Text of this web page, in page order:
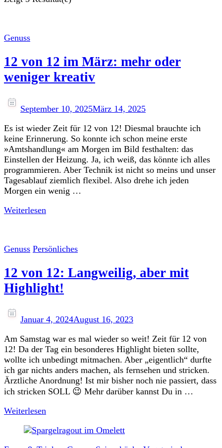
Genuss
12 von 12 im März: mehr oder
weniger kreativ
September 10, 2025März 14, 2025
Es ist wieder Zeit für 12 von 12! Diesmal brauchte ich
keine Erinnerung. So konnte ich schon meine erste
»Amtshandlung« am Morgen im Bild festhalten: das
Einstellen der Heizung. Ja, ich weiß, das könnte ich alles
programmieren. Aber Technik ist nicht so meins und unser
Tagesablauf ziemlich flexibel. Also drehe ich jeden
Morgen ein wenig …
Weiterlesen
Genuss Persönliches
12 von 12: Langweilig, aber mit
Highlight!
Januar 4, 2024August 16, 2023
Am Samstag war es mal wieder so weit! Zeit für 12 von
12! Da der Tag ein besonderes Highlight bieten sollte,
wollte ich unbedingt mitmachen. Aber „eigentlich“ durfte
ich gar nichts anders machen, als fernsehen und stricken.
Ärztliche Anordnung! Ist mir bisher noch nie passiert, dass
ich stricken SOLL 😉 Mehr darüber kannst Du in …
Weiterlesen